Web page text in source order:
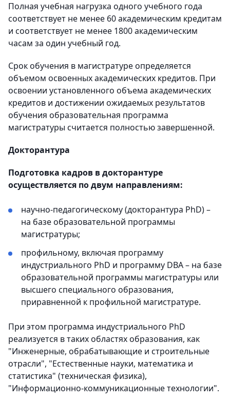
Полная учебная нагрузка одного учебного года
соответствует не менее 60 академическим кредитам
и соответствует не менее 1800 академическим
часам за один учебный год.
Срок обучения в магистратуре определяется
объемом освоенных академических кредитов. При
освоении установленного объема академических
кредитов и достижении ожидаемых результатов
обучения образовательная программа
магистратуры считается полностью завершенной.
Докторантура
Подготовка кадров в докторантуре
осуществляется по двум направлениям:
научно-педагогическому (докторантура PhD) –
на базе образовательной программы
магистратуры;
профильному, включая программу
индустриального PhD и программу DBA – на базе
образовательной программы магистратуры или
высшего специального образования,
приравненной к профильной магистратуре.
При этом программа индустриального PhD
реализуется в таких областях образования, как
"Инженерные, обрабатывающие и строительные
отрасли", "Естественные науки, математика и
статистика" (техническая физика),
"Информационно-коммуникационные технологии".